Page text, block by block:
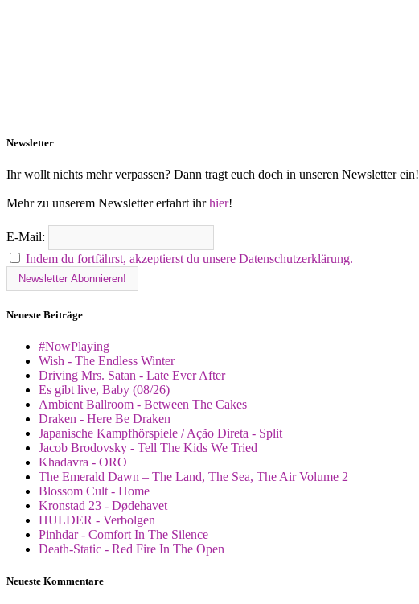
Newsletter
Ihr wollt nichts mehr verpassen? Dann tragt euch doch in unseren Newsletter ein!
Mehr zu unserem Newsletter erfahrt ihrhier!
E-Mail:
Indem du fortfährst, akzeptierst du unsere Datenschutzerklärung.
Neueste Beiträge
#NowPlaying
Wish - The Endless Winter
Driving Mrs. Satan - Late Ever After
Es gibt live, Baby (08/26)
Ambient Ballroom - Between The Cakes
Draken - Here Be Draken
Japanische Kampfhörspiele / Ação Direta - Split
Jacob Brodovsky - Tell The Kids We Tried
Khadavra - ORO
The Emerald Dawn – The Land, The Sea, The Air Volume 2
Blossom Cult - Home
Kronstad 23 - Dødehavet
HULDER - Verbolgen
Pinhdar - Comfort In The Silence
Death-Static - Red Fire In The Open
Neueste Kommentare